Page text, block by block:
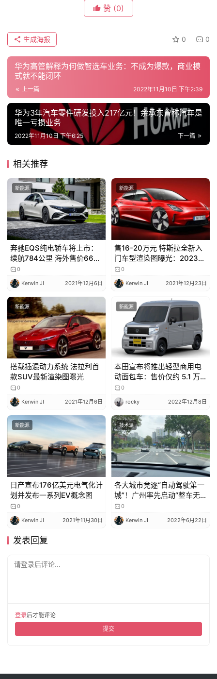
报
专
栏
吉
开
a
k
赞 (0)
0 0
生成海报
华为高管解释为何做智选车业务：不成为爆款，商业模
式就不能闭环
上一篇 2022年11月10日 下午2:39
华为3年汽车零件研发投入217亿元！余承东曾称汽车是
唯一亏损业务
下一篇
2022年11月10日 下午6:25
相关推荐
新能源
奔驰EQS纯电轿车将上市：
续航784公里 海外售价66万
起0
Kerwin JI 2021年12月6日
新能源
售16-20万元 特斯拉全新入
门车型渲染图曝光：2023年
亮相售
0
Kerwin JI 2021年12月23日
新能源
搭载插混动力系统 法拉利首
款SUV最新渲染图曝光
0
Kerwin JI 2021年12月6日
新能源
本田宣布将推出轻型商用电
动面包车：售价仅约 5.1 万
元，续航 200 公里
0
rocky 2022年12月8日
新能源
日产宣布176亿美元电气化计
划并发布一系列EV概念图
0
Kerwin JI 2021年11月30日
技术派
各大城市竞逐“自动驾驶第一
城”！广州率先启动“整车无
人”上路
0
Kerwin JI 2022年6月22日
发表回复
请登录后评论...
登录后才能评论
提交